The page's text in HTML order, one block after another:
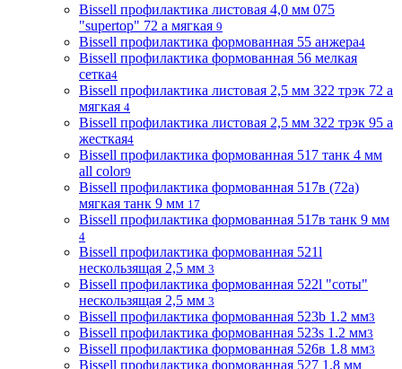
Bissell профилактика листовая 4,0 мм 075
"supertop" 72 а мягкая 9
Bissell профилактика формованная 55 анжера4
Bissell профилактика формованная 56 мелкая
сетка4
Bissell профилактика листовая 2,5 мм 322 трэк 72 а
мягкая 4
Bissell профилактика листовая 2,5 мм 322 трэк 95 а
жесткая4
Bissell профилактика формованная 517 танк 4 мм
all color9
Bissell профилактика формованная 517в (72a)
мягкая танк 9 мм 17
Bissell профилактика формованная 517в танк 9 мм
4
Bissell профилактика формованная 521l
нескользящая 2,5 мм 3
Bissell профилактика формованная 522l "соты"
нескользящая 2,5 мм 3
Bissell профилактика формованная 523b 1.2 мм3
Bissell профилактика формованная 523s 1.2 мм3
Bissell профилактика формованная 526в 1.8 мм3
Bissell профилактика формованная 527 1.8 мм